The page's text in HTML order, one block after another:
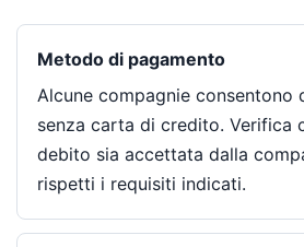
Metodo di pagamento
Alcune compagnie consentono
senza carta di credito. Verifica
debito sia accettata dalla
rispetti i requisiti indicati.